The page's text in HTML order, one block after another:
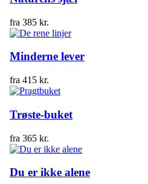
fra 385 kr.
Minderne lever
fra 415 kr.
Trøste-buket
fra 365 kr.
Du er ikke alene